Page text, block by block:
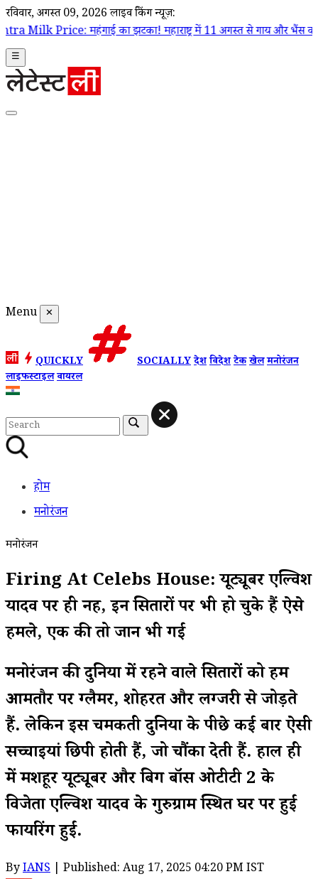
रविवार, अगस्त 09, 2026 लाइव ब्रेकिंग न्यूज़:
का झटका! महाराष्ट्र में 11 अगस्त से गाय और भैंस का दूध ₹2 प्रति लीटर
☰
Menu ✕
QUICKLY SOCIALLYदेशविदेशटेकखेलमनोरंजन
लाइफस्टाइलवायरल
होम
मनोरंजन
मनोरंजन
Firing At Celebs House: यूट्यूबर एल्विश
यादव पर ही नहीं, इन सितारों पर भी हो चुके हैं ऐसे
हमले, एक की तो जान भी गई
मनोरंजन की दुनिया में रहने वाले सितारों को हम
आमतौर पर ग्लैमर, शोहरत और लग्जरी से जोड़ते
हैं. लेकिन इस चमकती दुनिया के पीछे कई बार ऐसी
सच्चाइयां छिपी होती हैं, जो चौंका देती हैं. हाल ही
में मशहूर यूट्यूबर और बिग बॉस ओटीटी 2 के
विजेता एल्विश यादव के गुरुग्राम स्थित घर पर हुई
फायरिंग हुई.
ByIANS | Published: Aug 17, 2025 04:20 PM IST